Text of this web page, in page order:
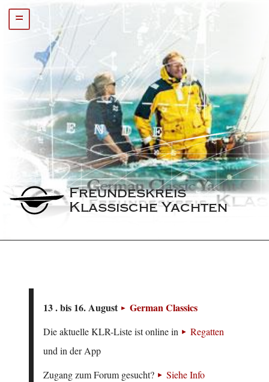
=
Freundeskreis
Klassische Yachten
13 . bis 16. August German Classics
Die aktuelle KLR-Liste ist online in
Regatten
und in der App
Zugang zum Forum gesucht?
Siehe Info